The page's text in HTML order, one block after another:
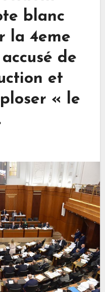
blanc
la 4eme
de
et
« le